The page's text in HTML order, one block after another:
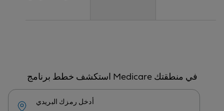
استكشف خطط برنامج Medicare في منطقتك
أدخل رمزك البريدي